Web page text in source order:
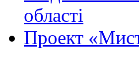
області
Проект